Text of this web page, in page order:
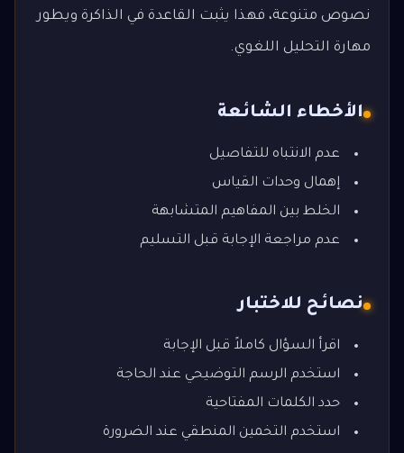
نصوص متنوعة، فهذا يثبت القاعدة في الذاكرة ويطور
مهارة التحليل اللغوي.
الأخطاء الشائعة
عدم الانتباه للتفاصيل
إهمال وحدات القياس
الخلط بين المفاهيم المتشابهة
عدم مراجعة الإجابة قبل التسليم
نصائح للاختبار
اقرأ السؤال كاملاً قبل الإجابة
استخدم الرسم التوضيحي عند الحاجة
حدد الكلمات المفتاحية
استخدم التخمين المنطقي عند الضرورة